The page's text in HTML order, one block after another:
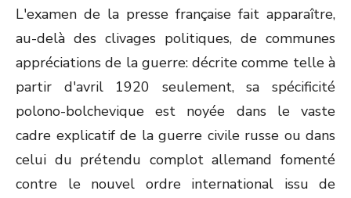
L'examen de la presse française fait apparaître,
au-delà des clivages politiques, de communes
appréciations de la guerre: décrite comme telle à
partir d'avril 1920 seulement, sa spécificité
polono-bolchevique est noyée dans le vaste
cadre explicatif de la guerre civile russe ou dans
celui du prétendu complot allemand fomenté
contre le nouvel ordre international issu de